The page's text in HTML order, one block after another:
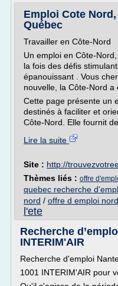
Emploi Cote
Québec
Travailler en Côte-Nord
Un emploi en Côte-
la fois des défis
épanouissant . Vous
nouvelle, la Côte-Nord
Cette page présente un
destinés à faciliter et
Côte-Nord. Elle fournit
Lire la suite
Site : http://
Thèmes liés : offre
quebec recherche
nord / offre d emploi nord
l'ete
Recherche
INTERIM'AIR
Recherche d'emploi
1001 INTERIM'AIR pour